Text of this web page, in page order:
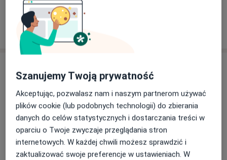
W jaki sposób ustalane są ceny?
Adres Online
Gabinet Psychoterapii Vertus Magdaleny
Romaniuk
Cieszyńska 4/43, Mokotów, 02-716Warszawa
Szanujemy Twoją prywatność
Akceptując, pozwalasz nam i naszym partnerom używać
plików cookie (lub podobnych technologii) do zbierania
danych do celów statystycznych i dostarczania treści w
oparciu o Twoje zwyczaje przeglądania stron
internetowych. W każdej chwili możesz sprawdzić i
zaktualizować swoje preferencje w ustawieniach. W